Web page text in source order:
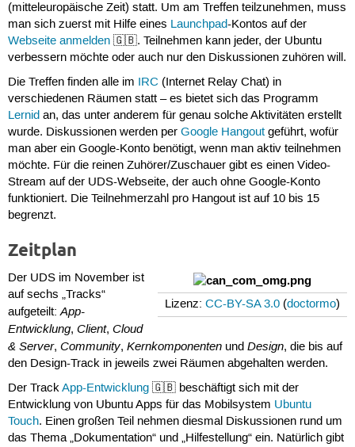
(mitteleuropäische Zeit) statt. Um am Treffen teilzunehmen, muss
man sich zuerst mit Hilfe eines Launchpad-Kontos auf der
Webseite anmelden🇬🇧. Teilnehmen kann jeder, der Ubuntu
verbessern möchte oder auch nur den Diskussionen zuhören will.
Die Treffen finden alle im IRC (Internet Relay Chat) in
verschiedenen Räumen statt – es bietet sich das Programm
Lernidan, das unter anderem für genau solche Aktivitäten erstellt
wurde. Diskussionen werden per Google Hangoutgeführt, wofür
man aber ein Google-Konto benötigt, wenn man aktiv teilnehmen
möchte. Für die reinen Zuhörer/Zuschauer gibt es einen Video-
Stream auf der UDS-Webseite, der auch ohne Google-Konto
funktioniert. Die Teilnehmerzahl pro Hangout ist auf 10 bis 15
begrenzt.
Zeitplan
Lizenz:CC-BY-SA 3.0 (doctormo)
Der UDS im November ist
auf sechs „Tracks“
aufgeteilt:App-
Entwicklung, Client, Cloud
& Server, Community, Kernkomponentenund Design, die bis auf
den Design-Track in jeweils zwei Räumen abgehalten werden.
Der TrackApp-Entwicklung🇬🇧 beschäftigt sich mit der
Entwicklung von Ubuntu Apps für das Mobilsystem Ubuntu
Touch. Einen großen Teil nehmen diesmal Diskussionen rund um
das Thema „Dokumentation“ und „Hilfestellung“ ein. Natürlich gibt